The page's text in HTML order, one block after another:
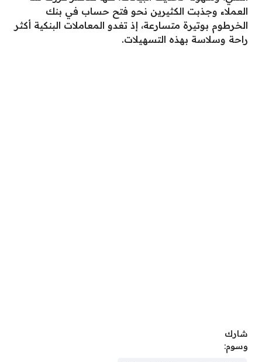
العملاء وجذبت الكثيرين نحو فتح حساب في بنك
الخرطوم بوتيرة متسارعة، إذ تغدو المعاملات البنكية أكثر
راحة وسلاسة بهذه التسهيلات.
شارك
وسوم: